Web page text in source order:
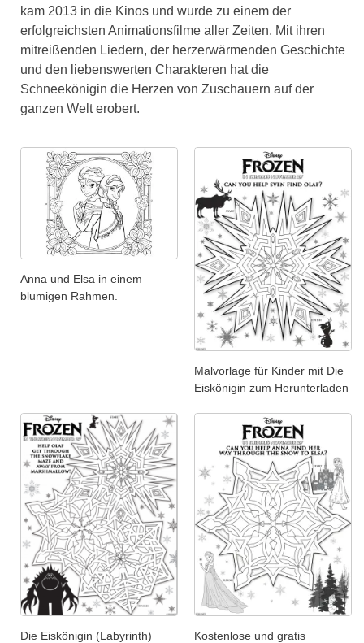
kam 2013 in die Kinos und wurde zu einem der
erfolgreichsten Animationsfilme aller Zeiten. Mit ihren
mitreißenden Liedern, der herzerwärmenden Geschichte
und den liebenswerten Charakteren hat die
Schneekönigin die Herzen von Zuschauern auf der
ganzen Welt erobert.
Anna und Elsa in einem
blumigen Rahmen.
Malvorlage für Kinder mit Die
Eiskönigin zum Herunterladen
Die Eiskönigin (Labyrinth)
Kostenlose und gratis